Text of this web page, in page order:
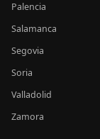
Palencia
Salamanca
Segovia
Soria
Valladolid
Zamora